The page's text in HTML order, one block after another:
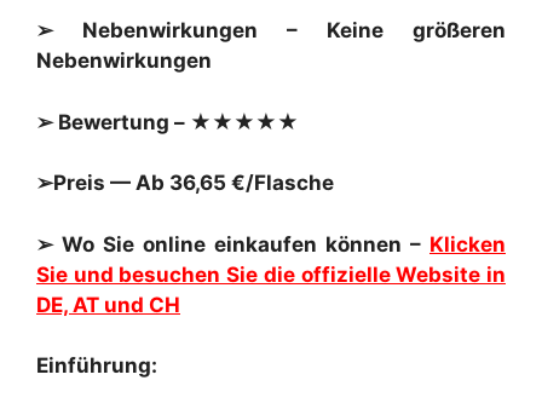
➢ Nebenwirkungen – Keine größeren
Nebenwirkungen
➢ Bewertung – ★★★★★
➢Preis — Ab 36,65 €/Flasche
➢ Wo Sie online einkaufen können – Klicken
Sie und besuchen Sie die offizielle Website in
DE, AT und CH
Einführung: